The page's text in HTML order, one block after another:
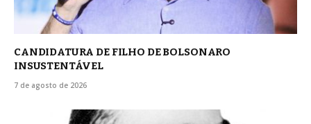
CANDIDATURA DE FILHO DE BOLSONARO
INSUSTENTÁVEL
7 de agosto de 2026